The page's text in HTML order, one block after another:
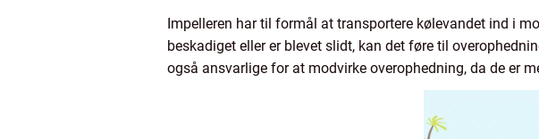
Impelleren har til formål at transportere kølevandet ind i
beskadiget eller er blevet slidt, kan det føre til
også ansvarlige for at modvirke overophedning, da de er